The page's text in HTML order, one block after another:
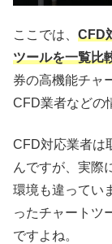
ここでは、 CFD
ツールを一覧比
券の高機能チャ
CFD業者などの
CFD対応業者は
んですが、実際
環境も違ってい
ったチャートツ
ですよね。